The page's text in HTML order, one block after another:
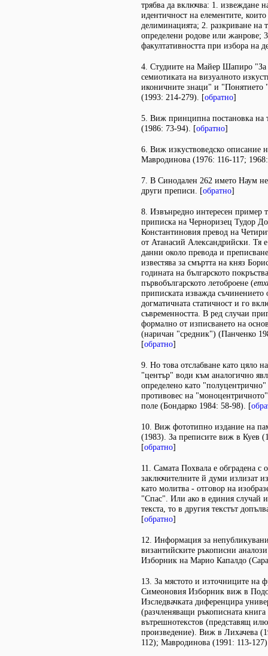
трябва да включва: 1. извеждане
идентичност на елементите, които
делиминацията; 2. разкриване на
определени родове или жанрове;
факултативността при избора на
4. Студиите на Майер Шапиро "За
семиотиката на визуалното
иконичните знаци" и
(1993: 214-279). [обратно]
5. Виж принципна постановка на
(1986: 73-94). [обратно]
6. Виж изкуствоведско описание
Мавродинова (1976: 116-117;
7. В Синодален 262 името Наум
други преписи. [обратно]
8. Извънредно интересен пример
приписка на Черноризец Тудор
Константиновия превод на
от Атанасий Александрийски. Тя
данни около превода и
известява за смъртта на княз
годината на българското
първобългарското летоброене (
приписката изважда съчинението
догматичната статичност и го
съвременността. В ред случаи
формално от изписването на
(наричан "средник") (Панченко
[обратно]
9. Но това отслабване като цяло
"център" води към аналогично
определено като
противовес на
поле (Бондарко 1984: 58-98). [
10. Виж фототипно издание на
(1983). За преписите виж в Куев
[обратно]
11. Самата Похвала е обградена с
заключителните й думи излизат
като молитва - отговор на
"Спас". Или ако в единия случай
текста, то в другия текстът
[обратно]
12. Информация за
византийските ръкописни
Изборник на Марио Капалдо
13. За мястото и източниците на
Симеоновия Изборник виж в
Изследвачката диференцира
(разчленяващи ръкописната
вътрешнотекстов (представящ
произведение). Виж в Лихачева
112); Мавродинова (1991: 113-